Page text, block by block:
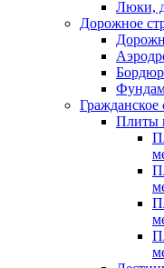
Люки,
Дорожное
Гражданское
Плиты